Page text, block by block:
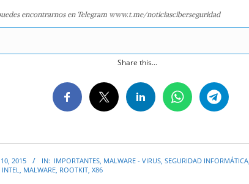
encontrarnos en Telegram www.t.me/noticiasciberseguridad
Share this...
2015 IN: IMPORTANTES MALWARE - VIRUS SEGURIDAD INFORMÁTICA
INTEL MALWARE ROOTKIT X86